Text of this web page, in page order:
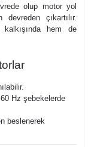
olup motor yol
çıkartılır.
hem de
Hz şebekelerde
beslenerek